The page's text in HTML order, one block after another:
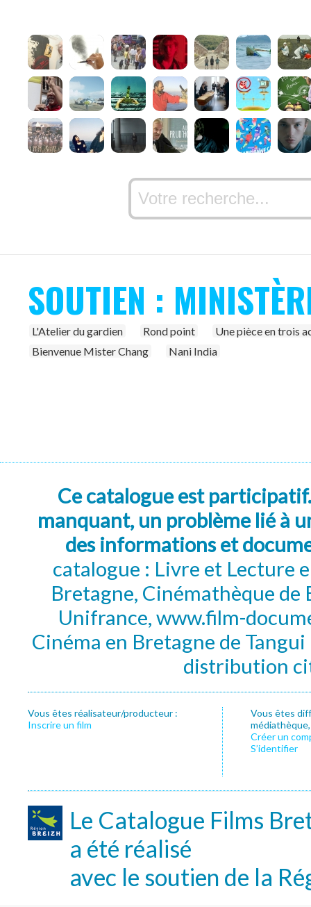
SOUTIEN :
L'Atelier du gardien Rond point
Une pièce en trois
Bienvenue Mister Chang
Nani India
Ce catalogue est
manquant, un problème lié à
des informations et
catalogue : Livre et Lecture
Bretagne, Cinémathèque de
Unifrance, www.film-
Cinéma en Bretagne de
distribution
Vous êtes réalisateur/producteur :
Inscrire un film
Vous êtes
Créer un
S’identifier
Le Catalogue Films
a été réalisé
avec le soutien de la